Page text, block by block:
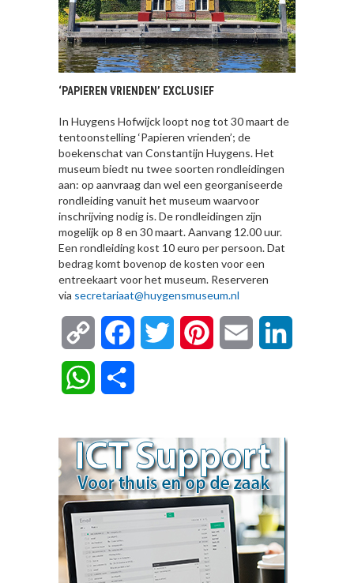
‘PAPIEREN VRIENDEN’ EXCLUSIEF
In Huygens Hofwijck loopt nog tot 30 maart de
tentoonstelling ‘Papieren vrienden’; de
boekenschat van Constantijn Huygens. Het
museum biedt nu twee soorten rondleidingen
aan: op aanvraag dan wel een georganiseerde
rondleiding vanuit het museum waarvoor
inschrijving nodig is. De rondleidingen zijn
mogelijk op 8 en 30 maart. Aanvang 12.00 uur.
Een rondleiding kost 10 euro per persoon. Dat
bedrag komt bovenop de kosten voor een
entreekaart voor het museum. Reserveren
via secretariaat@huygensmuseum.nl
Copy
Link
FacebookTwitter Pinterest Email
WhatsApp